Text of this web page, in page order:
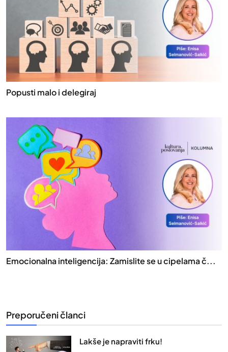
Popusti malo i delegiraj
Emocionalna inteligencija: Zamislite se u cipelama č...
Preporučeni članci
Lakše je napraviti frku!